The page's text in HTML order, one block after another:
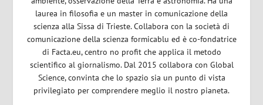
laurea in filosofia e un master in comunicazione della
scienza alla Sissa di Trieste. Collabora con la società di
comunicazione della scienza formicablu ed è co-fondatrice
di Facta.eu, centro no profit che applica il metodo
scientifico al giornalismo. Dal 2015 collabora con Global
Science, convinta che lo spazio sia un punto di vista
privilegiato per comprendere meglio il nostro pianeta.